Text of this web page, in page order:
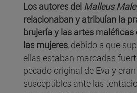
Los autores del Malleus
relacionaban y atribuían la
brujería y las artes maléficas
las mujeres, debido a que
ellas estaban marcadas
pecado original de Eva y
susceptibles ante las